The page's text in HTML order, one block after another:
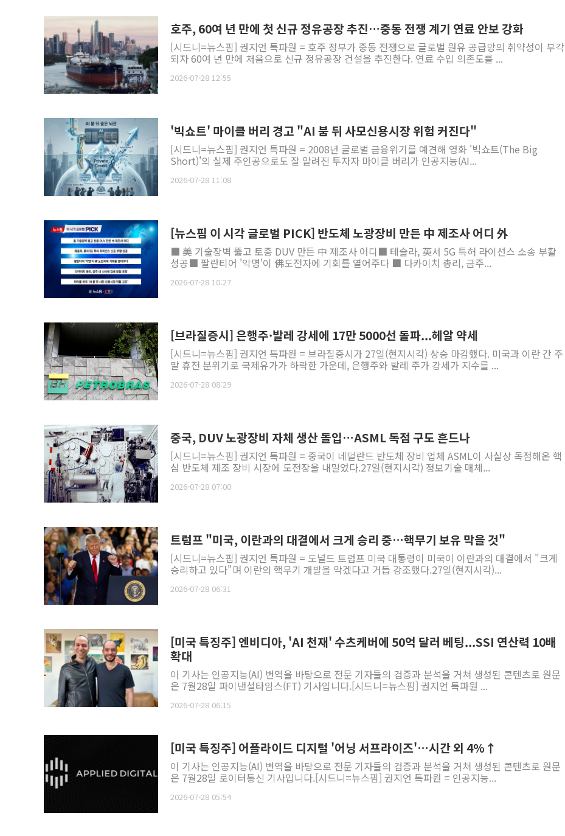
호주, 60여 년 만에 첫 신규 정유공장 추진…중동 전쟁 계기 연료 안보 강화
[시드니=뉴스핌] 권지언 특파원 = 호주 정부가 중동 전쟁으로 글로벌 원유 공급망의 취약성이 부각
되자 60여 년 만에 처음으로 신규 정유공장 건설을 추진한다. 연료 수입 의존도를 ...
2026-07-28 12:55
'빅쇼트' 마이클 버리 경고 "AI 붐 뒤 사모신용시장 위험 커진다"
[시드니=뉴스핌] 권지언 특파원 = 2008년 글로벌 금융위기를 예견해 영화 '빅쇼트(The Big
Short)'의 실제 주인공으로도 잘 알려진 투자자 마이클 버리가 인공지능(AI...
2026-07-28 11:08
[뉴스핌 이 시각 글로벌 PICK] 반도체 노광장비 만든 中 제조사 어디 外
■ 美 기술장벽 뚫고 토종 DUV 만든 中 제조사 어디■ 테슬라, 英서 5G 특허 라이선스 소송 부활
성공■ 팔란티어 '악명'이 佛도전자에 기회를 열어주다 ■ 다카이치 총리, 금주...
2026-07-28 10:27
[브라질증시] 은행주·발레 강세에 17만 5000선 돌파...헤알 약세
[시드니=뉴스핌] 권지언 특파원 = 브라질증시가 27일(현지시각) 상승 마감했다. 미국과 이란 간 주
말 휴전 분위기로 국제유가가 하락한 가운데, 은행주와 발레 주가 강세가 지수를 ...
2026-07-28 08:29
중국, DUV 노광장비 자체 생산 돌입…ASML 독점 구도 흔드나
[시드니=뉴스핌] 권지언 특파원 = 중국이 네덜란드 반도체 장비 업체 ASML이 사실상 독점해온 핵
심 반도체 제조 장비 시장에 도전장을 내밀었다.27일(현지시각) 정보기술 매체...
2026-07-28 07:00
트럼프 "미국, 이란과의 대결에서 크게 승리 중…핵무기 보유 막을 것"
[시드니=뉴스핌] 권지언 특파원 = 도널드 트럼프 미국 대통령이 미국이 이란과의 대결에서 "크게
승리하고 있다"며 이란의 핵무기 개발을 막겠다고 거듭 강조했다.27일(현지시각)...
2026-07-28 06:31
[미국 특징주] 엔비디아, 'AI 천재' 수츠케버에 50억 달러 베팅...SSI 연산력 10배
확대
이 기사는 인공지능(AI) 번역을 바탕으로 전문 기자들의 검증과 분석을 거쳐 생성된 콘텐츠로 원문
은 7월28일 파이낸셜타임스(FT) 기사입니다.[시드니=뉴스핌] 권지언 특파원 ...
2026-07-28 06:15
[미국 특징주] 어플라이드 디지털 '어닝 서프라이즈'…시간 외 4%↑
이 기사는 인공지능(AI) 번역을 바탕으로 전문 기자들의 검증과 분석을 거쳐 생성된 콘텐츠로 원문
은 7월28일 로이터통신 기사입니다.[시드니=뉴스핌] 권지언 특파원 = 인공지능...
2026-07-28 05:54